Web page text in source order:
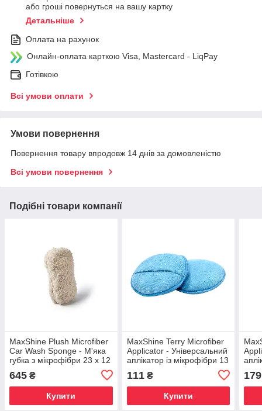
або гроші повернуться на вашу картку
Детальніше
Оплата на рахунок
Онлайн-оплата карткою Visa, Mastercard - LiqPay
Готівкою
Всі умови оплати
Умови повернення
Повернення товару впродовж 14 днів за домовленістю
Всі умови повернення
Подібні товари компанії
MaxShine Plush Microfiber
Car Wash Sponge - М'яка
губка з мікрофібри 23 x 12
645 ₴
Купити
MaxShine Terry Microfiber
Applicator - Універсальний
аплікатор із мікрофібри 13
111₴
Купити
179